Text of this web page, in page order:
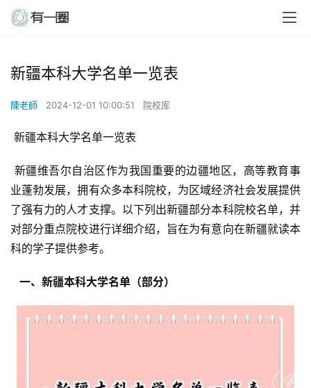
新疆本科大学名单一览表
陳老師 2024-12-01 10:00:51 院校库
新疆本科大学名单一览表
业蓬勃发展，拥有众多本科院校，为区域经济社会发展提供
了强有力的人才支撑。以下列出新疆部分本科院校名单，并
对部分重点院校进行详细介绍，旨在为有意向在新疆就读本
科的学子提供参考。
  一、新疆本科大学名单（部分）